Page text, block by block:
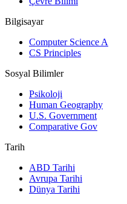
Bilgisayar
Computer Science A
CS Principles
Sosyal Bilimler
Psikoloji
Human Geography
U.S. Government
Comparative Gov
Tarih
ABD Tarihi
Avrupa Tarihi
Dünya Tarihi